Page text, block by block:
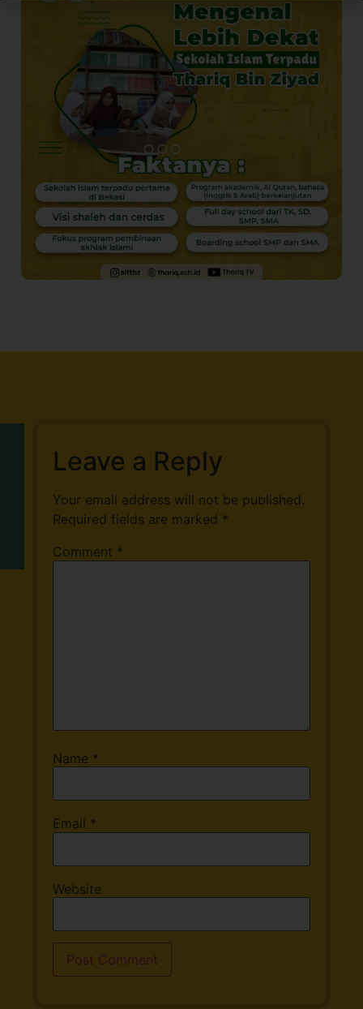
Leave a Reply
Your email address will not be published.
Required fields are marked *
Comment *
Name *
Email *
Website